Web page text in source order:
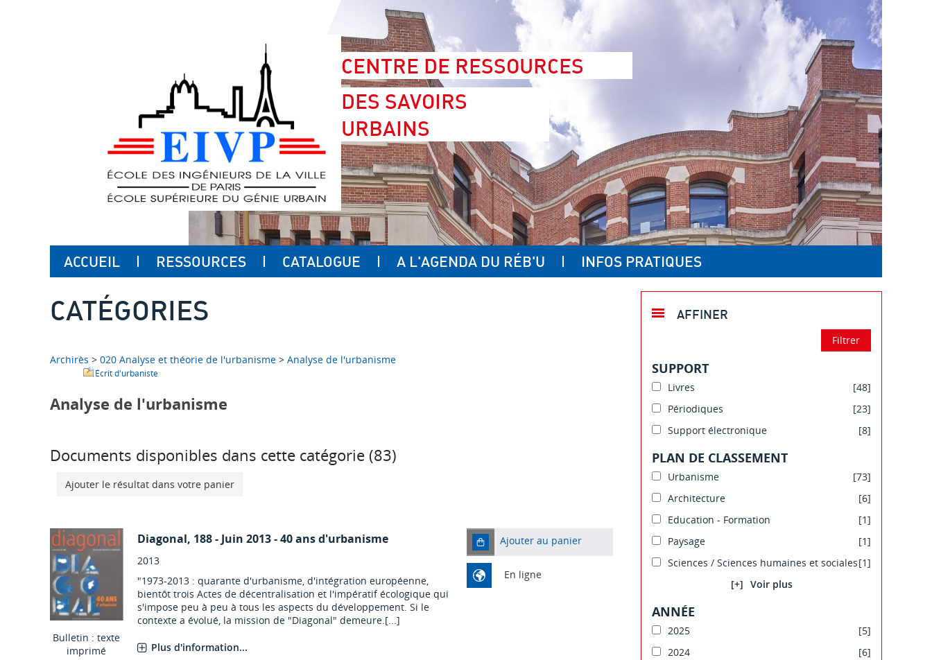
CENTRE DE RESSOURCES
DES SAVOIRS
URBAINS
ACCUEIL RESSOURCES CATALOGUE A L'AGENDA DU RÉB'U INFOS PRATIQUES
CATÉGORIES
Archirès > 020 Analyse et théorie de l'urbanisme > Analyse de l'urbanisme
Écrit d'urbaniste
Analyse de l'urbanisme
Documents disponibles dans cette catégorie (83)
Ajouter le résultat dans votre panier
Bulletin : texte
imprimé
Diagonal, 188 - Juin 2013 - 40 ans d'urbanisme
2013
"1973-2013 : quarante d'urbanisme, d'intégration européenne,
bientôt trois Actes de décentralisation et l'impératif écologique qui
s'impose peu à peu à tous les aspects du développement. Si le
contexte a évolué, la mission de "Diagonal" demeure.[...]
Plus d'information...
Ajouter au panier
En ligne
AFFINER
SUPPORT
Livres
[48]
Périodiques
[23]
Support électronique
[8]
PLAN DE CLASSEMENT
Urbanisme
[73]
Architecture
[6]
Education - Formation
[1]
Paysage
[1]
Sciences / Sciences humaines et sociales[1]
[+]
ANNÉE
2025
[5]
2024
[6]